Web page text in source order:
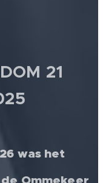
21
💫
was het